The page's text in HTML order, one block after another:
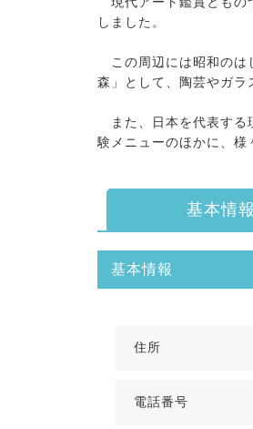
しました。
この周辺には昭和のは
森」として、陶芸やガラ
また、日本を代表する
験メニューのほかに、様
基本情報
基本情報
住所
電話番号